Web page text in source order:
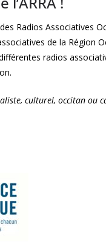
Radios Associatives
de la Région
radios
culturel, occitan ou